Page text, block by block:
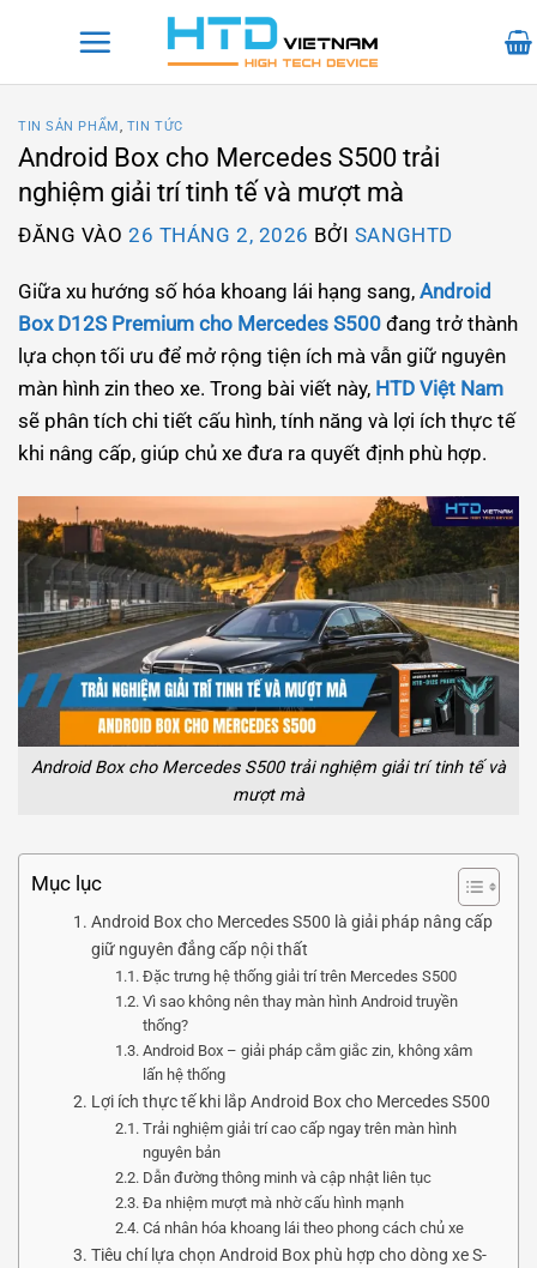
TIN SẢN PHẨM, TIN TỨC
Android Box cho Mercedes S500 trải
nghiệm giải trí tinh tế và mượt mà
ĐĂNG VÀO26 THÁNG 2, 2026 BỞI SANGHTD
Giữa xu hướng số hóa khoang lái hạng sang, Android
Box D12S Premium cho Mercedes S500 đang trở thành
lựa chọn tối ưu để mở rộng tiện ích mà vẫn giữ nguyên
màn hình zin theo xe. Trong bài viết này, HTD Việt Nam
sẽ phân tích chi tiết cấu hình, tính năng và lợi ích thực tế
khi nâng cấp, giúp chủ xe đưa ra quyết định phù hợp.
Android Box cho Mercedes S500 trải nghiệm giải trí tinh tế và
mượt mà
Mục lục
Android Box cho Mercedes S500 là giải pháp nâng cấp
giữ nguyên đẳng cấp nội thất
Đặc trưng hệ thống giải trí trên Mercedes S500
Vì sao không nên thay màn hình Android truyền
thống?
Android Box – giải pháp cắm giắc zin, không xâm
lấn hệ thống
Lợi ích thực tế khi lắp Android Box cho Mercedes S500
Trải nghiệm giải trí cao cấp ngay trên màn hình
nguyên bản
Dẫn đường thông minh và cập nhật liên tục
Đa nhiệm mượt mà nhờ cấu hình mạnh
Cá nhân hóa khoang lái theo phong cách chủ xe
Tiêu chí lựa chọn Android Box phù hợp cho dòng xe S-